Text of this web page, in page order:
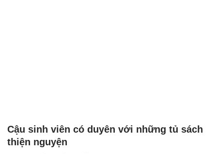
Cậu sinh viên có duyên với những tủ sách
thiện nguyện